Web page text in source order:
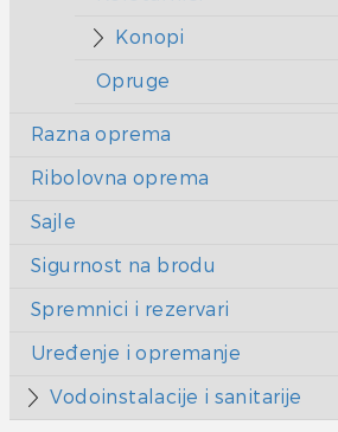
Konopi
Opruge
Razna oprema
Ribolovna oprema
Sajle
Sigurnost na brodu
Spremnici i rezervari
Uređenje i opremanje
Vodoinstalacije i sanitarije